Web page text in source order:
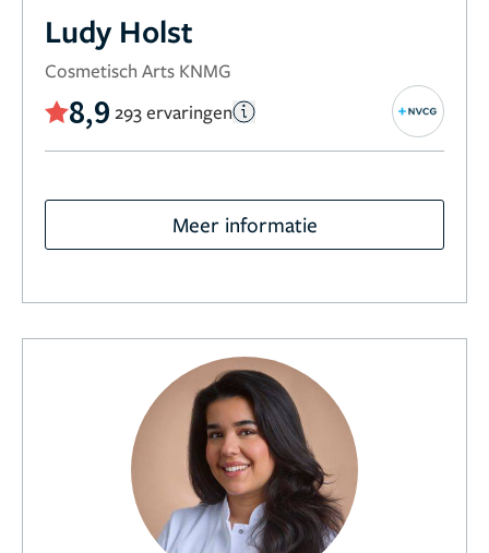
Ludy Holst
Cosmetisch Arts KNMG
8,9 293 ervaringen
Meer informatie